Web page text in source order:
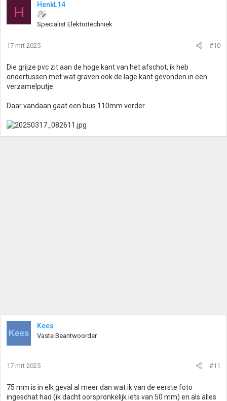
H HenkL14
Specialist Elektrotechniek
17 mrt 2025 #10
Die grijze pvc zit aan de hoge kant van het afschot, ik heb
ondertussen met wat graven ook de lage kant gevonden in een
verzamelputje.
Daar vandaan gaat een buis 110mm verder..
Kees
Vaste Beantwoorder
17 mrt 2025 #11
75 mm is in elk geval al meer dan wat ik van de eerste foto
ingeschat had (ik dacht oorspronkelijk iets van 50 mm) en als alles